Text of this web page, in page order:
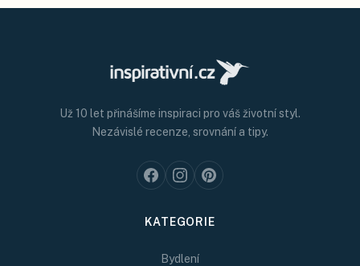
Už 10 let přinášíme inspiraci pro váš životní styl.
Nezávislé recenze, srovnání a tipy.
KATEGORIE
Bydlení